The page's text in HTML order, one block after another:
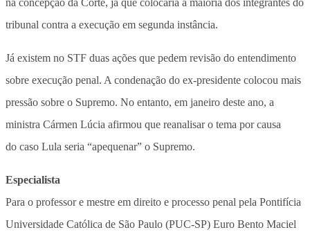
tribunal contra a execução em segunda instância.
Já existem no STF duas ações que pedem revisão do entendimento
sobre execução penal. A condenação do ex-presidente colocou mais
pressão sobre o Supremo. No entanto, em janeiro deste ano, a
ministra Cármen Lúcia afirmou que reanalisar o tema por causa
do caso Lula seria “apequenar” o Supremo.
Especialista
Para o professor e mestre em direito e processo penal pela Pontifícia
Universidade Católica de São Paulo (PUC-SP) Euro Bento Maciel